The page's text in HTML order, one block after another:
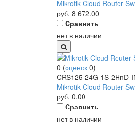
Mikrotik Cloud Router
руб. 8 672.00
Cравнить
нет в наличии
0 (оценок 0)
CRS125-24G-1S-2HnD-
Mikrotik Cloud Router
руб. 0.00
Cравнить
нет в наличии